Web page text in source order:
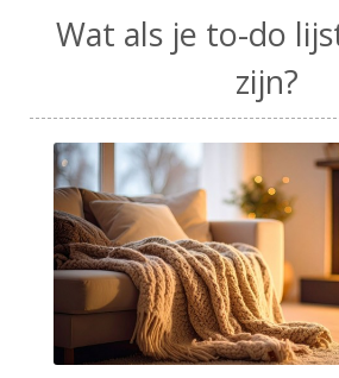
Wat als je to-do
zijn?